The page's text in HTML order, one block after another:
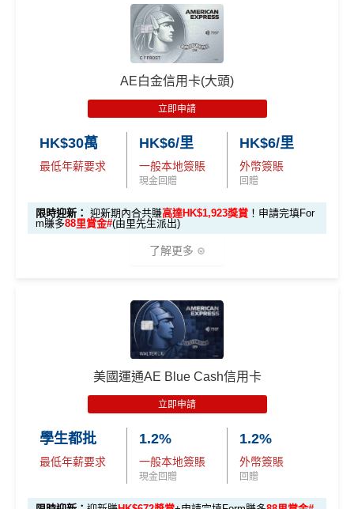
0.75X 積分」優惠
（每季上限 HK$10,0
00）
📍登記優惠 2：htt
ps://shorturl.at/Y
🎯 第二階段：本地迎新簽賬獎賞 (累積簽滿 HK$8,00
0 本地簽賬)
【🔥限時
加碼🔥】
完成任何金額之首次
累積本地簽賬滿 HK
$8,000（須以港幣結
算）
(相當於 5,333
里數)
本地簽賬
簽賬*6X 積分
48,000 AE
積分
(相當於 2,667
迎新禮遇 AE白金卡里先生優惠
2026年7月30日至8月31日23:59期間
$9,500，無得傾必需俾，留意新客及現有
全新美國運通基本卡會員*：迎新高達
(可換80,000里) +88里賞金#(由里先生派出)
現時或於申請日期起計過去 12 個月內
或取消任何由美國運通香港批核的信用卡或簽賬卡之基本
卡會員。
A
E
$5
0
賬
首3個月內
iPhone、Apple Watch或Android手機，單次增
值淨HK$600
AE白金信用卡(大頭)
立即申請
HK$30萬
最低年薪要求
HK$6/里
一般本地簽賬
現金回贈
HK$6/里
外幣簽賬
回贈
限時迎新： 迎新期內合共賺高達HK$1,923獎賞 ！申請完填For
m賺多88里賞金#(由里先生派出)
了解更多
AE白金信用卡迎新(只適用於2026年8月1日至8月31日23:
首3個月內成功簽賬滿HK$10,000: 享HK$700簽賬回贈
基本卡批核後首3個月內每HK$1=5美國運通積分，可
賺取高達240,000積分，（以Amex Travel換機票酒店
或以Pay with points max每260＝$1^可換HK$9
美國運通AE Blue Cash信用卡
立即申請
學生都批
最低年薪要求
1.2%
一般本地簽賬
現金回贈
1.2%
外幣簽賬
回贈